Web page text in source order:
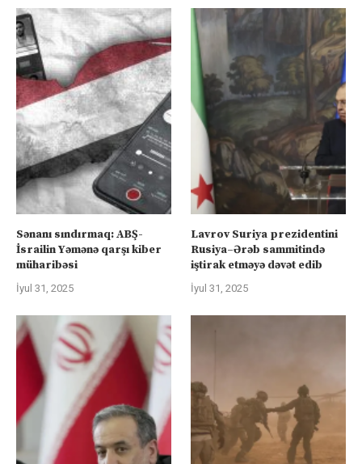
Sənanı sındırmaq: ABŞ-
İsrailin Yəmənə qarşı kiber
müharibəsi
İyul 31, 2025
Lavrov Suriya prezidentini
Rusiya–Ərəb sammitində
iştirak etməyə dəvət edib
İyul 31, 2025